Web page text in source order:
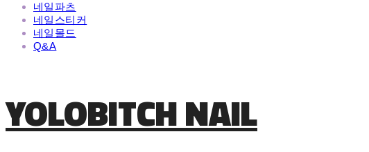
네일파츠
네일스티커
네일몰드
Q&A
YOLOBITCH NAIL